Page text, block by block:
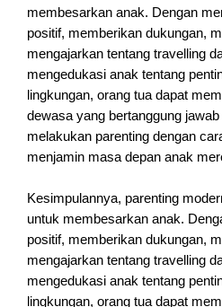
membesarkan anak. Dengan
positif, memberikan dukungan,
mengajarkan tentang travelling
mengedukasi anak tentang
lingkungan, orang tua dapat
dewasa yang bertanggung
melakukan parenting dengan
menjamin masa depan anak
Kesimpulannya, parenting
untuk membesarkan anak.
positif, memberikan dukungan,
mengajarkan tentang travelling
mengedukasi anak tentang
lingkungan, orang tua dapat